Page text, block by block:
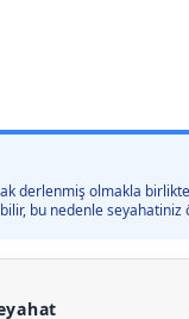
olmakla birlikte
bu nedenle